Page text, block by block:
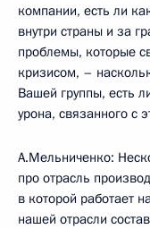
компании, есть ли
внутри страны и за
проблемы, которые
кризисом, –
Вашей группы, есть
урона, связанного с
А.Мельниченко:
про отрасль
в которой работает
нашей отрасли